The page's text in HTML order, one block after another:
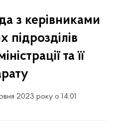
з керівниками
підрозділів
та її
2023 року о 14:01